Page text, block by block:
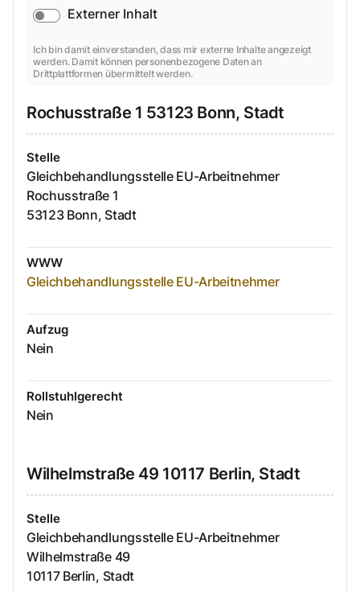
Externer Inhalt
Ich bin damit einverstanden, dass mir externe Inhalte angezeigt
werden. Damit können personenbezogene Daten an
Drittplattformen übermittelt werden.
Rochusstraße 1 53123 Bonn, Stadt
Stelle
Gleichbehandlungsstelle EU-Arbeitnehmer
Rochusstraße 1
53123 Bonn, Stadt
WWW
Gleichbehandlungsstelle EU-Arbeitnehmer
Aufzug
Nein
Rollstuhlgerecht
Nein
Wilhelmstraße 49 10117 Berlin, Stadt
Stelle
Gleichbehandlungsstelle EU-Arbeitnehmer
Wilhelmstraße 49
10117 Berlin, Stadt